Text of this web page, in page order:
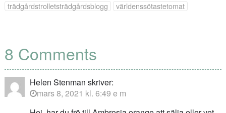
trädgårdstrolletsträdgårdsblogg
världenssötastetomat
8 Comments
Helen Stenman skriver:
mars 8, 2021 kl. 6:49 e m